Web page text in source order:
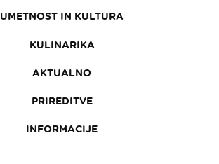
UMETNOST IN KULTURA
KULINARIKA
AKTUALNO
PRIREDITVE
INFORMACIJE